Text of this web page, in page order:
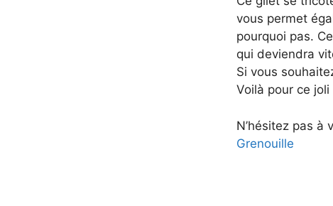
vous permet
pourquoi pas.
qui deviendra
Si vous
Voilà pour ce
N’hésitez pas à
Grenouille